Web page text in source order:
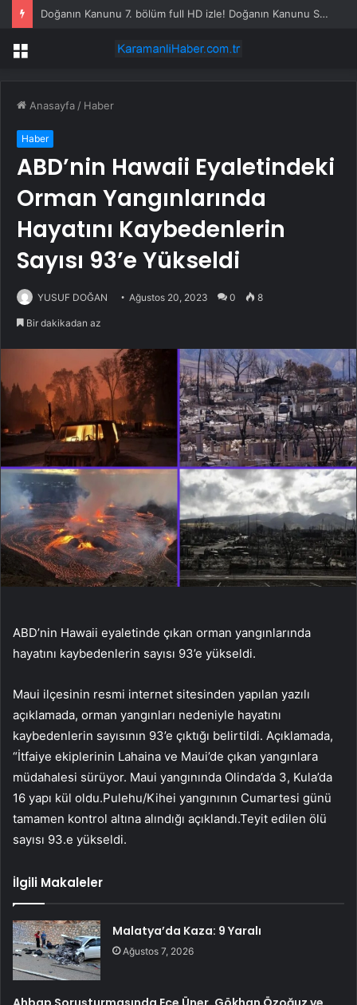
Doğanın Kanunu 7. bölüm full HD izle! Doğanın Kanunu SON BÖLÜM nereden, hangi platformda, nereden izlenir?
Menü
Anasayfa / Haber
Haber
ABD’nin Hawaii Eyaletindeki
Orman Yangınlarında
Hayatını Kaybedenlerin
Sayısı 93’e Yükseldi
YUSUF DOĞAN Ağustos 20, 2023 0 8
Bir dakikadan az
ABD’nin Hawaii eyaletinde çıkan orman yangınlarında
hayatını kaybedenlerin sayısı 93’e yükseldi.
Maui ilçesinin resmi internet sitesinden yapılan yazılı
açıklamada, orman yangınları nedeniyle hayatını
kaybedenlerin sayısının 93’e çıktığı belirtildi. Açıklamada,
“İtfaiye ekiplerinin Lahaina ve Maui’de çıkan yangınlara
müdahalesi sürüyor. Maui yangınında Olinda’da 3, Kula’da
16 yapı kül oldu.Pulehu/Kihei yangınının Cumartesi günü
tamamen kontrol altına alındığı açıklandı.Teyit edilen ölü
sayısı 93.e yükseldi.
İlgili Makaleler
Malatya’da Kaza: 9 Yaralı
Ağustos 7, 2026